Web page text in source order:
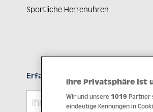
Sportliche Herrenuhren
Erfahren Sie Neuheiten als Erstes
Ihre Privatsphäre ist
Wir und unsere 1019 Partner
eindeutige Kennungen in